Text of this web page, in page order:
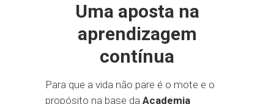
Uma aposta na
aprendizagem
contínua
Para que a vida não pare é o mote e o
propósito na base da Academia